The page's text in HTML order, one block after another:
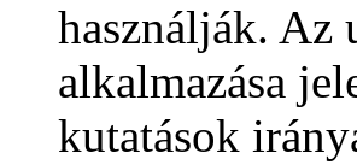
használják. Az
alkalmazása
kutatások